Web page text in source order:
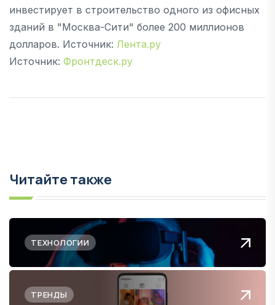
инвестирует в строительство одного из офисных
зданий в "Москва-Сити" более 200 миллионов
долларов. Источник: Лента.ру
Источник: Фронтдеск.ру
Читайте также
ТЕХНОЛОГИИ
ТРЕНДЫ